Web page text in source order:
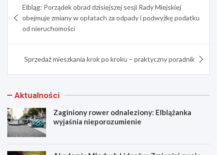
wpisu
Elbląg: Porządek obrad dzisiejszej sesji Rady Miejskiej
obejmuje zmiany w opłatach za odpady i podwyżkę podatku
od nieruchomości
Sprzedaż mieszkania krok po kroku – praktyczny poradnik
Aktualności
Zaginiony rower odnaleziony: Elblążanka
wyjaśnia nieporozumienie